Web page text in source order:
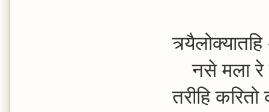
त्र्यैलोक्यातहि
नसे मला रे
तरीहि